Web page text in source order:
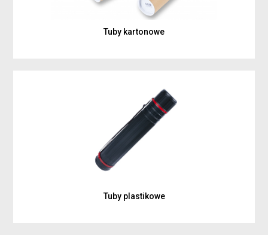
Tuby kartonowe
Tuby plastikowe